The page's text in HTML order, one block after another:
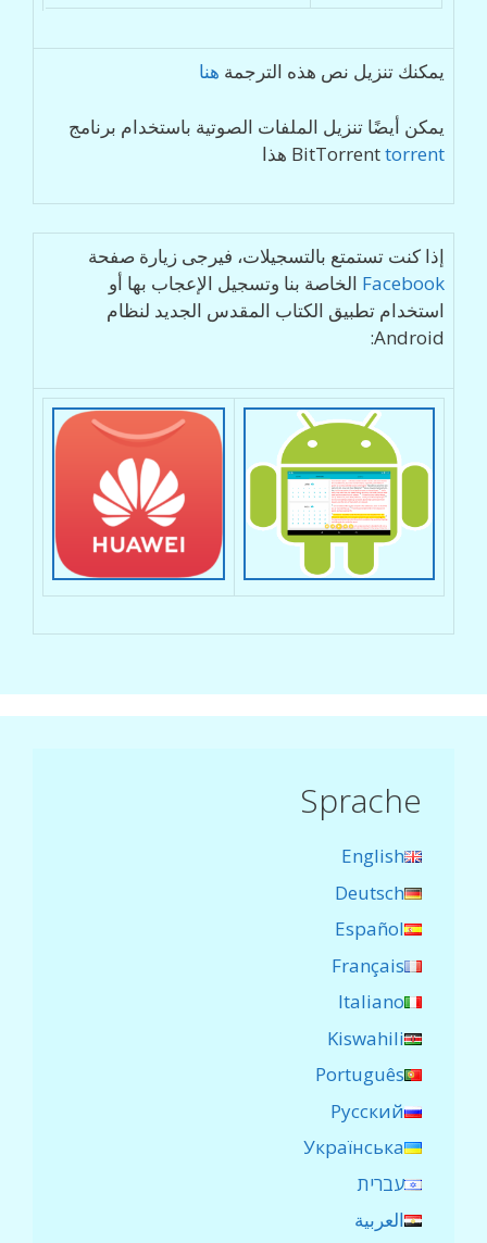
يمكنك تنزيل نص هذه الترجمة هنا
يمكن أيضًا تنزيل الملفات الصوتية باستخدام برنامج
BitTorrenttorrent هذا
إذا كنت تستمتع بالتسجيلات، فيرجى زيارة صفحة
Facebook الخاصة بنا وتسجيل الإعجاب بها أو
استخدام تطبيق الكتاب المقدس الجديد لنظام
Android:
Sprache
English
Deutsch
Español
Français
Italiano
Kiswahili
Português
Русский
Українська
עברית
العربية